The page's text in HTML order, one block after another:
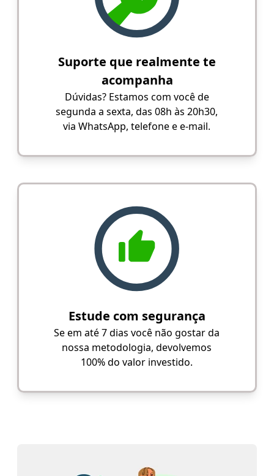
Suporte que realmente te
acompanha
Dúvidas? Estamos com você de
segunda a sexta, das 08h às 20h30,
via WhatsApp, telefone e e-mail.
Estude com segurança
Se em até 7 dias você não gostar da
nossa metodologia, devolvemos
100% do valor investido.